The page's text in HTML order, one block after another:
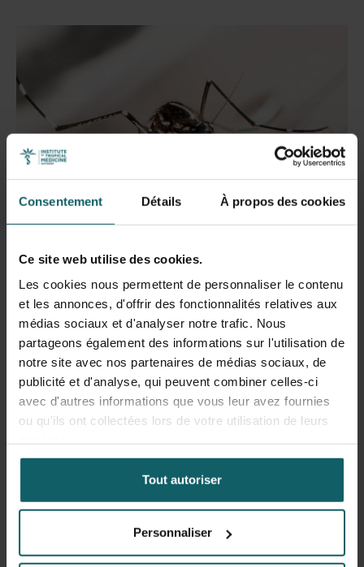
Consentement Détails À propos des cookies
Ce site web utilise des cookies.
Les cookies nous permettent de personnaliser le contenu
et les annonces, d'offrir des fonctionnalités relatives aux
médias sociaux et d'analyser notre trafic. Nous
partageons également des informations sur l'utilisation de
notre site avec nos partenaires de médias sociaux, de
publicité et d'analyse, qui peuvent combiner celles-ci
avec d'autres informations que vous leur avez fournies
ou qu'ils ont collectées lors de votre utilisation de leurs
Tout autoriser
Personnaliser
Lightning talks
De courtes présentations accessibles au cours
desquelles nos chercheurs expliquent leur travail de
manière claire et captivante. En 15 minutes,
découvrez des thématiques actuelles en médecine
tropicale et en santé mondiale.